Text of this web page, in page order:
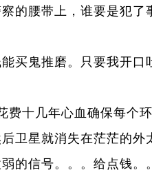
的腰带上，谁要是犯了
买鬼推磨。只要我开
十几年心血确保每个
卫星就消失在茫茫的外
的信号。。。给点钱。